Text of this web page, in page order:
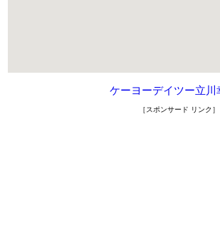
ケーヨーデイツー立川
［スポンサード リンク］